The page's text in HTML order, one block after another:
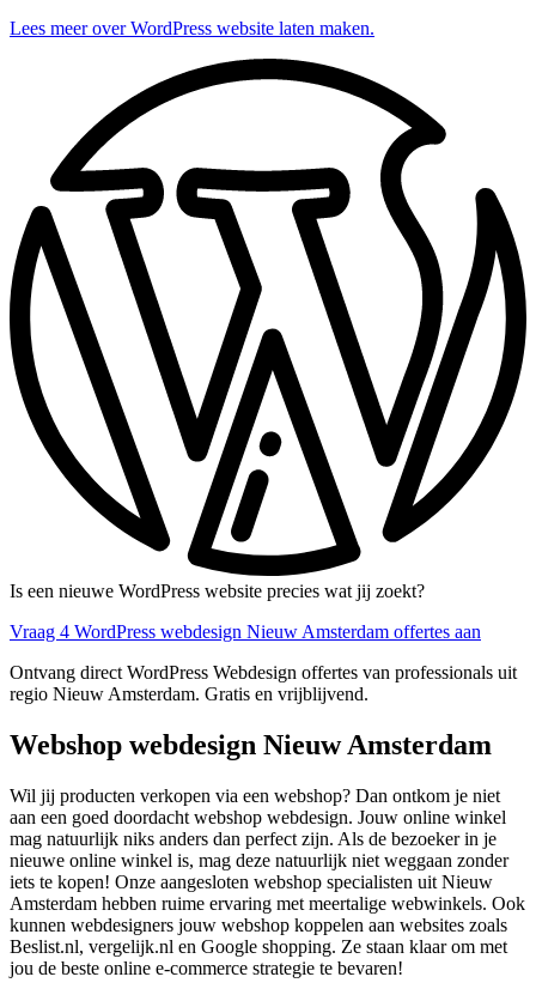
Lees meer over WordPress website laten maken.
Is een nieuwe WordPress website precies wat jij zoekt?
Vraag 4 WordPress webdesign Nieuw Amsterdam offertes aan
Ontvang direct WordPress Webdesign offertes van professionals uit
regio Nieuw Amsterdam. Gratis en vrijblijvend.
Webshop webdesign Nieuw Amsterdam
Wil jij producten verkopen via een webshop? Dan ontkom je niet
aan een goed doordacht webshop webdesign. Jouw online winkel
mag natuurlijk niks anders dan perfect zijn. Als de bezoeker in je
nieuwe online winkel is, mag deze natuurlijk niet weggaan zonder
iets te kopen! Onze aangesloten webshop specialisten uit Nieuw
Amsterdam hebben ruime ervaring met meertalige webwinkels. Ook
kunnen webdesigners jouw webshop koppelen aan websites zoals
Beslist.nl, vergelijk.nl en Google shopping. Ze staan klaar om met
jou de beste online e-commerce strategie te bevaren!